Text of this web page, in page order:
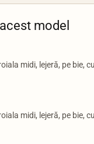
model
midi, lejeră, pe bie,
midi, lejeră, pe bie,